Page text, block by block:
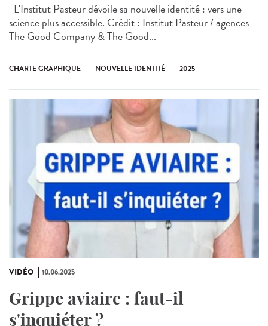
L'Institut Pasteur dévoile sa nouvelle identité : vers une
science plus accessible. Crédit : Institut Pasteur / agences
The Good Company & The Good...
CHARTE GRAPHIQUE NOUVELLE IDENTITÉ 2025
VIDÉO 10.06.2025
Grippe aviaire : faut-il
s'inquiéter ?